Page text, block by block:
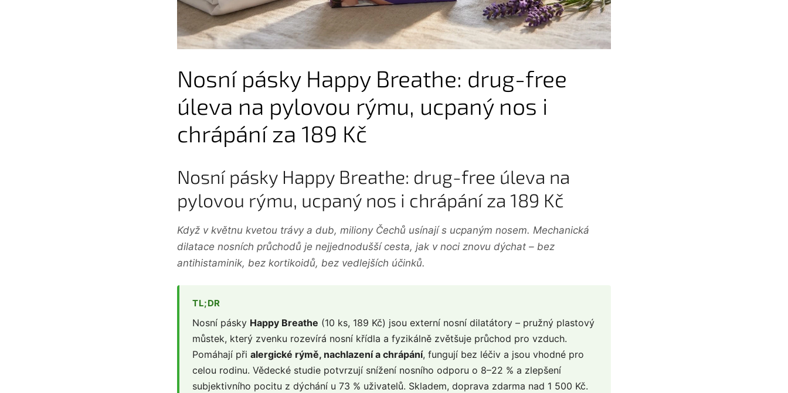
Nosní pásky Happy Breathe: drug-free
úleva na pylovou rýmu, ucpaný nos i
chrápání za 189 Kč
Nosní pásky Happy Breathe: drug-free úleva na
pylovou rýmu, ucpaný nos i chrápání za 189 Kč
Když v květnu kvetou trávy a dub, miliony Čechů usínají s ucpaným nosem. Mechanická
dilatace nosních průchodů je nejjednodušší cesta, jak v noci znovu dýchat – bez
antihistaminik, bez kortikoidů, bez vedlejších účinků.
TL;DR
Nosní pásky Happy Breathe (10 ks, 189 Kč) jsou externí nosní dilatátory – pružný plastový
můstek, který zvenku rozevírá nosní křídla a fyzikálně zvětšuje průchod pro vzduch.
Pomáhají při alergické rýmě, nachlazení a chrápání, fungují bez léčiv a jsou vhodné pro
celou rodinu. Vědecké studie potvrzují snížení nosního odporu o 8–22 % a zlepšení
subjektivního pocitu z dýchání u 73 % uživatelů. Skladem, doprava zdarma nad 1 500 Kč.